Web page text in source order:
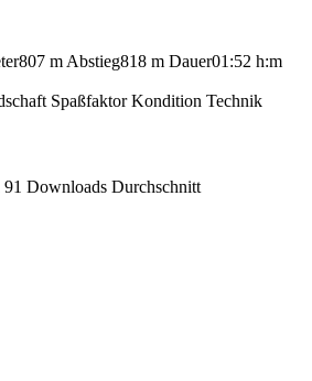
807 m Abstieg818 m Dauer01:52 h:m
Spaßfaktor Kondition Technik
91 Downloads Durchschnitt